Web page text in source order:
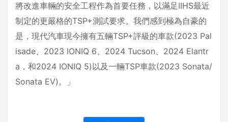
將改進車輛的安全工程作為首要任務，以滿足IIHS最近
制定的更嚴格的TSP+測試要求。我們感到極為自豪的
是，現代汽車現今擁有五輛TSP+評級的車款(2023 Pal
isade、2023 IONIQ 6、2024 Tucson、2024 Elantr
a，和2024 IONIQ 5)以及一輛TSP車款(2023 Sonata/
Sonata EV)。」